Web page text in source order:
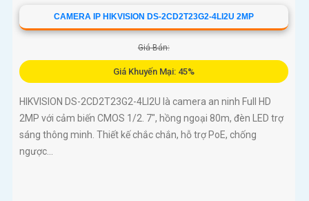
CAMERA IP HIKVISION DS-2CD2T23G2-4LI2U 2MP
Giá Bán:
Giá Khuyến Mại: 45%
HIKVISION DS-2CD2T23G2-4LI2U là camera an ninh Full HD
2MP với cảm biến CMOS 1/2. 7", hồng ngoại 80m, đèn LED trợ
sáng thông minh. Thiết kế chắc chắn, hỗ trợ PoE, chống
ngược...